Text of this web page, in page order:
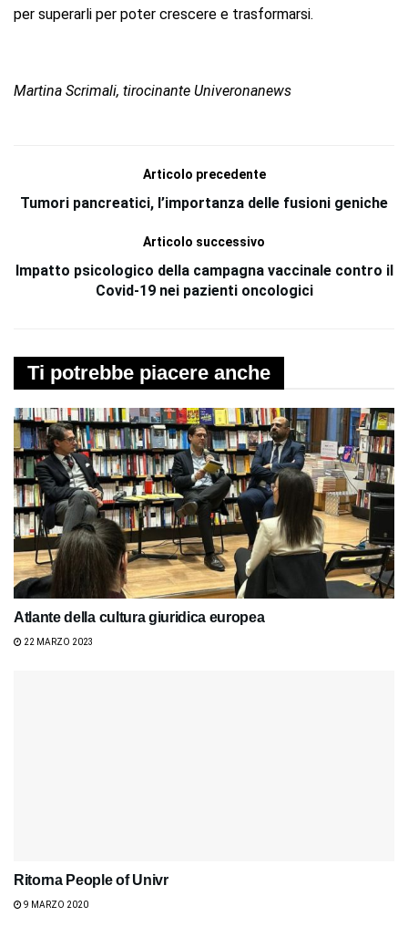
per superarli per poter crescere e trasformarsi.
Martina Scrimali, tirocinante Univeronanews
Articolo precedente
Tumori pancreatici, l’importanza delle fusioni geniche
Articolo successivo
Impatto psicologico della campagna vaccinale contro il
Covid-19 nei pazienti oncologici
Ti potrebbe piacere anche
Atlante della cultura giuridica europea
22 MARZO 2023
Ritorna People of Univr
9 MARZO 2020